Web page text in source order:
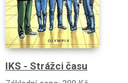
IKS - Strážci času